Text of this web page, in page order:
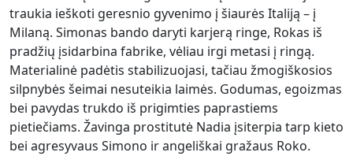
traukia ieškoti geresnio gyvenimo į šiaurės Italiją – į
Milaną. Simonas bando daryti karjerą ringe, Rokas iš
pradžių įsidarbina fabrike, vėliau irgi metasi į ringą.
Materialinė padėtis stabilizuojasi, tačiau žmogiškosios
silpnybės šeimai nesuteikia laimės. Godumas, egoizmas
bei pavydas trukdo iš prigimties paprastiems
pietiečiams. Žavinga prostitutė Nadia įsiterpia tarp kieto
bei agresyvaus Simono ir angeliškai gražaus Roko.